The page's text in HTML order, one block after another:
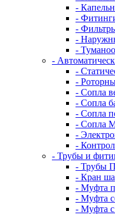
-
-
-
-
-
-
-
-
- Сопла
- Сопла
- Сопла
- Сопла
-
-
- Трубы и
- Трубы
- Кран
- Муфта
- Муфта
- Муфта